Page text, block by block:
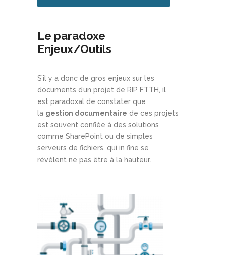
Le paradoxe
Enjeux/Outils
S’il y a donc de gros enjeux sur les
documents d’un projet de RIP FTTH, il
est paradoxal de constater que
la gestion documentaire de ces projets
est souvent confiée à des solutions
comme SharePoint ou de simples
serveurs de fichiers, qui in fine se
révèlent ne pas être à la hauteur.